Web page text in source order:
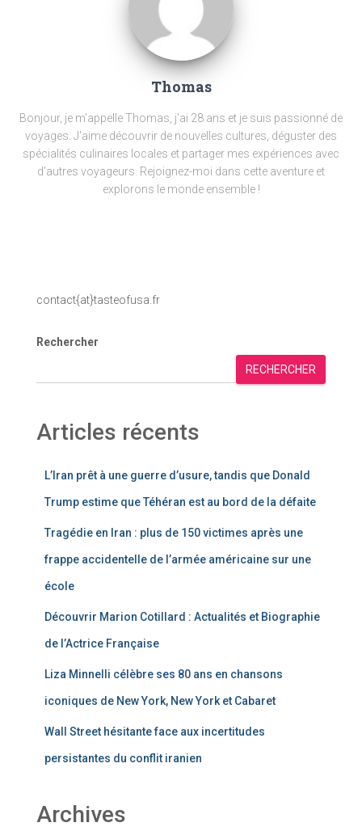
Thomas
Bonjour, je m'appelle Thomas, j'ai 28 ans et je suis passionné de
voyages. J'aime découvrir de nouvelles cultures, déguster des
spécialités culinaires locales et partager mes expériences avec
d'autres voyageurs. Rejoignez-moi dans cette aventure et
explorons le monde ensemble !
contact{at}tasteofusa.fr
Rechercher
RECHERCHER
Articles récents
L’Iran prêt à une guerre d’usure, tandis que Donald
Trump estime que Téhéran est au bord de la défaite
Tragédie en Iran : plus de 150 victimes après une
frappe accidentelle de l’armée américaine sur une
école
Découvrir Marion Cotillard : Actualités et Biographie
de l’Actrice Française
Liza Minnelli célèbre ses 80 ans en chansons
iconiques de New York, New York et Cabaret
Wall Street hésitante face aux incertitudes
persistantes du conflit iranien
Archives